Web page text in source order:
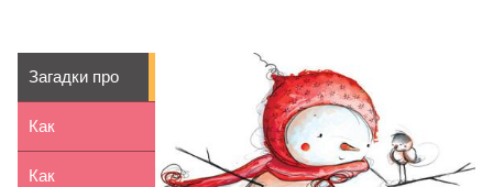
Загадки про
зиму
Как
нарисовать
Как